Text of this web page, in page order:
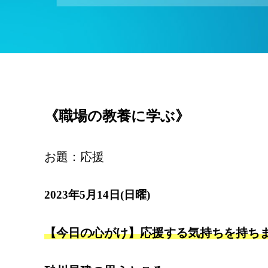
《職場の教養に学ぶ》
お題：応援
2023年5月14日(日曜)
【今日の心がけ】応援する気持ちを持ち